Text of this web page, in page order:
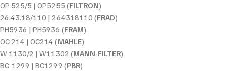
OP 525/5 | OP5255 (FILTRON)
26.43.18/110 | 264318110 (FRAD)
PH5936 | PH5936 (FRAM)
OC 214 | OC214 (MAHLE)
W 1130/2 | W11302 (MANN-FILTER)
BC-1299 | BC1299 (PBR)